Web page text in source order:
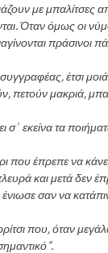
με μπαλίτσες
Όταν όμως οι
πράσινοι
συγγραφέας, έτσι
πετούν μακριά,
σ’ εκείνα τα
που έπρεπε να
και μετά δεν
σαν να
που, όταν